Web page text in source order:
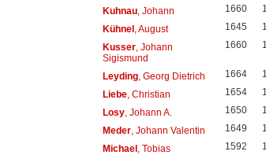
Kuhnau, Johann 1660
Kühnel, August 1645
Kusser, Johann
Sigismund
1660
Leyding, Georg Dietrich 1664
Liebe, Christian 1654
Losy, Johann A. 1650
Meder, Johann Valentin 1649
Michael, Tobias 1592